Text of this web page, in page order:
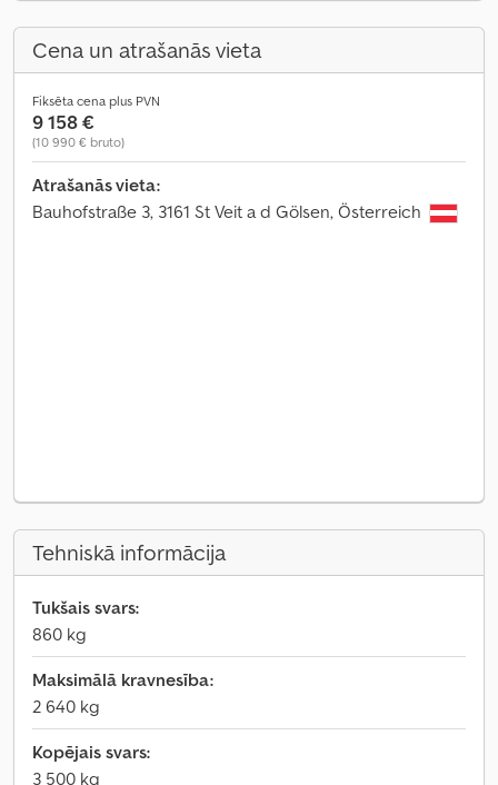
Cena un atrašanās vieta
Fiksēta cena plus PVN
9 158 €
(10 990 € bruto)
Atrašanās vieta:
Bauhofstraße 3, 3161 St Veit a d Gölsen, Österreich
Tehniskā informācija
Tukšais svars:
860 kg
Maksimālā kravnesība:
2 640 kg
Kopējais svars:
3 500 kg